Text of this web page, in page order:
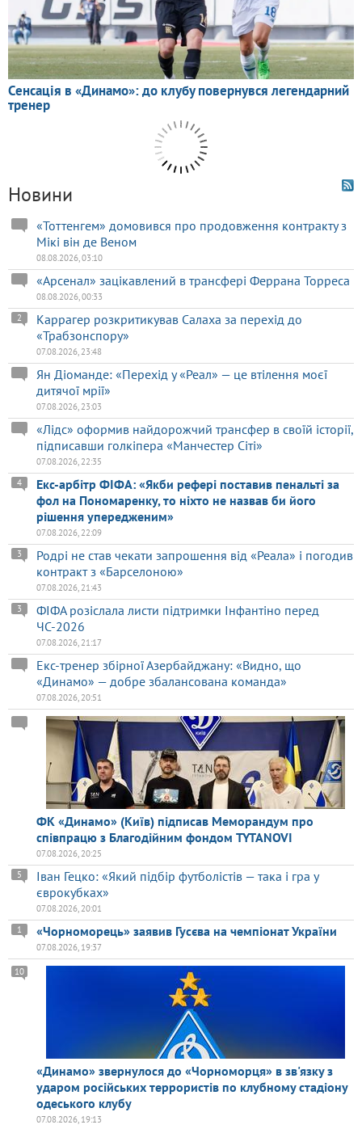
Новини
«Тоттенгем» домовився про продовження контракту з
Мікі він де Веном
08.08.2026, 03:10
«Арсенал» зацікавлений в трансфері Феррана Торреса
08.08.2026, 00:33
Каррагер розкритикував Салаха за перехід до
«Трабзонспору»
2
07.08.2026, 23:48
Ян Діоманде: «Перехід у «Реал» — це втілення моєї
дитячої мрії»
07.08.2026, 23:03
«Лідс» оформив найдорожчий трансфер в своїй історії,
підписавши голкіпера «Манчестер Сіті»
07.08.2026, 22:35
Екс-арбітр ФІФА: «Якби рефері поставив пенальті за
фол на Пономаренку, то ніхто не назвав би його
рішення упередженим»
4
07.08.2026, 22:09
Родрі не став чекати запрошення від «Реала» і погодив
контракт з «Барселоною»
3
07.08.2026, 21:43
ФІФА розіслала листи підтримки Інфантіно перед
ЧС-2026
3
07.08.2026, 21:17
Екс-тренер збірної Азербайджану: «Видно, що
«Динамо» — добре збалансована команда»
07.08.2026, 20:51
ФК «Динамо» (Київ) підписав Меморандум про
співпрацю з Благодійним фондом TYTANOVI
07.08.2026, 20:25
Іван Гецко: «Який підбір футболістів — така і гра у
єврокубках»
5
07.08.2026, 20:01
«Чорноморець» заявив Гусєва на чемпіонат України
1
07.08.2026, 19:37
«Динамо» звернулося до «Чорноморця» в зв'язку з
ударом російських террористів по клубному стадіону
одеського клубу
10
07.08.2026, 19:13